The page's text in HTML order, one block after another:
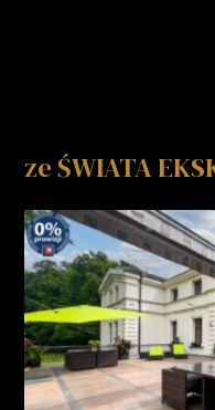
ze ŚWIATA